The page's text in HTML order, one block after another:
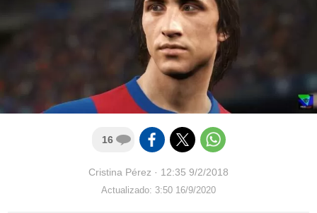
16
Cristina Pérez · 12:35 9/2/2018
Actualizado: 3:50 16/9/2020